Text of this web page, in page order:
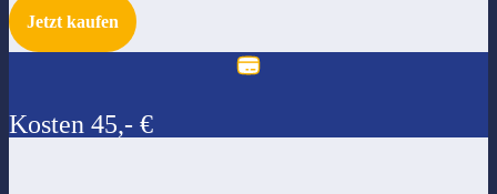
Jetzt kaufen
Kosten 45,- €